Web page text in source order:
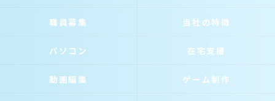
職員募集 当社の特徴
パソコン 在宅支援
動画編集 ゲーム制作